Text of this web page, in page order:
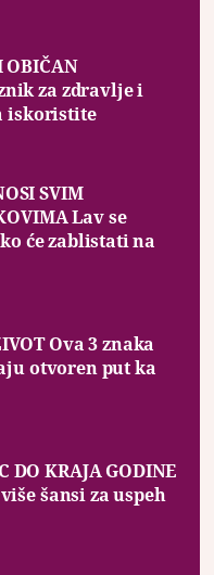
OBIČAN
za zdravlje i
iskoristite
SVIM
Lav se
će zablistati na
Ova 3 znaka
otvoren put ka
DO KRAJA GODINE
šansi za uspeh